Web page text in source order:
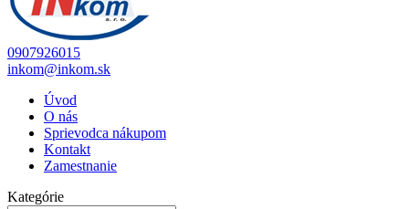
0907926015
inkom@inkom.sk
Úvod
O nás
Sprievodca nákupom
Kontakt
Zamestnanie
Kategórie